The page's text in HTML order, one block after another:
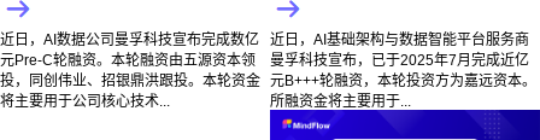
近日，AI数据公司曼孚科技宣布完成数亿
元Pre-C轮融资。本轮融资由五源资本领
投，同创伟业、招银鼎洪跟投。本轮资金
将主要用于公司核心技术...
近日，AI基础架构与数据智能平台服务商
曼孚科技宣布，已于2025年7月完成近亿
元B+++轮融资，本轮投资方为嘉远资本。
所融资金将主要用于...